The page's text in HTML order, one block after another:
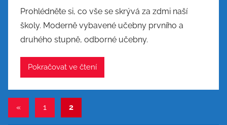
Prohlédněte si, co vše se skrývá za zdmi naší
školy. Moderně vybavené učebny prvního a
druhého stupně, odborné učebny.
Pokračovat ve čtení
Navigace
«Předchozí
1 2